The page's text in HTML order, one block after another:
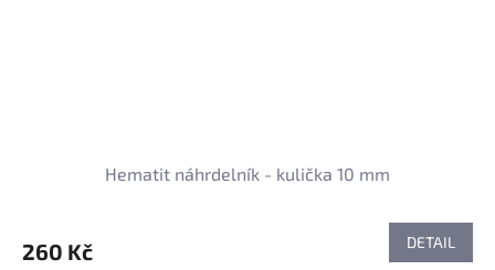
Hematit náhrdelník - kulička 10 mm
260 Kč DETAIL